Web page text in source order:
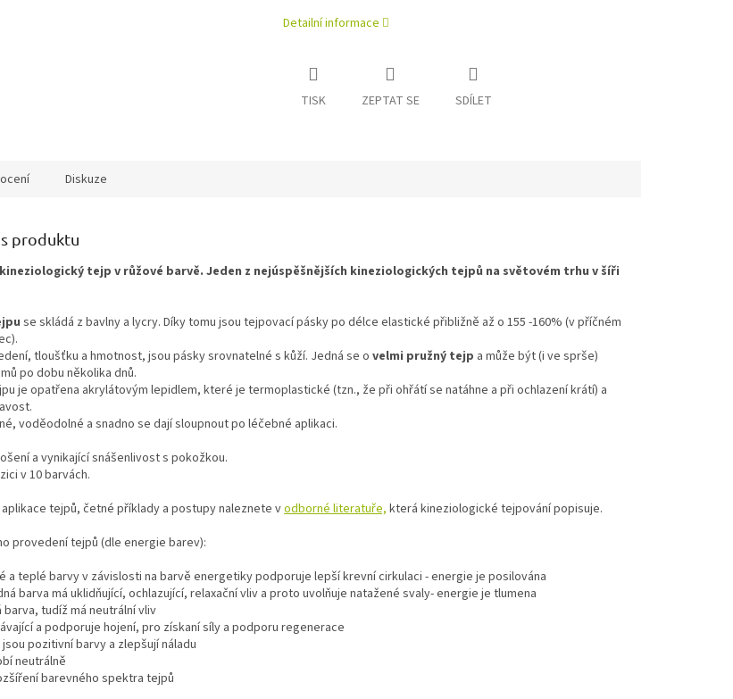
Detailní informace
TISK ZEPTAT SE SDÍLET
Diskuze
produktu
tejp v růžové barvě. Jeden z nejúspěšnějších kineziologických tejpů na světovém trhu v šíři
se skládá z bavlny a lycry. Díky tomu jsou tejpovací pásky po délce elastické přibližně až o 155 -160% (v příčném
tloušťku a hmotnost, jsou pásky srovnatelné s kůží. Jedná se o velmi pružný tejp a může být (i ve sprše)
po dobu několika dnů.
je opatřena akrylátovým lepidlem, které je termoplastické (tzn., že při ohřátí se natáhne a při ochlazení krátí) a
voděodolné a snadno se dají sloupnout po léčebné aplikaci.
a vynikající snášenlivost s pokožkou.
v 10 barvách.
tejpů, četné příklady a postupy naleznete vodborné literatuře, která kineziologické tejpování popisuje.
provedení tejpů (dle energie barev):
a teplé barvy v závislosti na barvě energetiky podporuje lepší krevní cirkulaci - energie je posilována
barva má uklidňující, ochlazující, relaxační vliv a proto uvolňuje natažené svaly- energie je tlumena
tudíž má neutrální vliv
a podporuje hojení, pro získaní síly a podporu regenerace
pozitivní barvy a zlepšují náladu
neutrálně
barevného spektra tejpů